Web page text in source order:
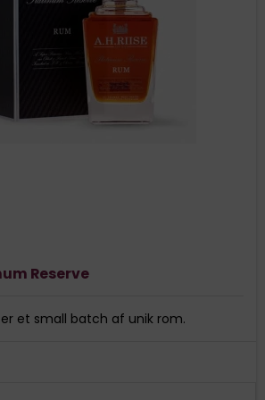
Reserve
er et small batch af unik rom.